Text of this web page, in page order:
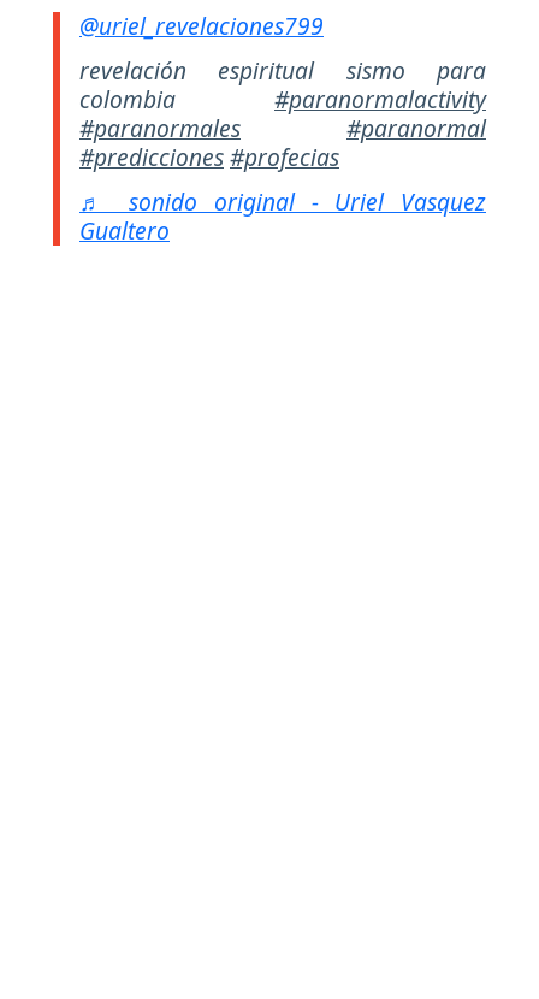
@uriel_revelaciones799
revelación espiritual sismo para
colombia #paranormalactivity
#paranormales
#paranormal
#predicciones#profecias
♬ sonido original - Uriel Vasquez
Gualtero